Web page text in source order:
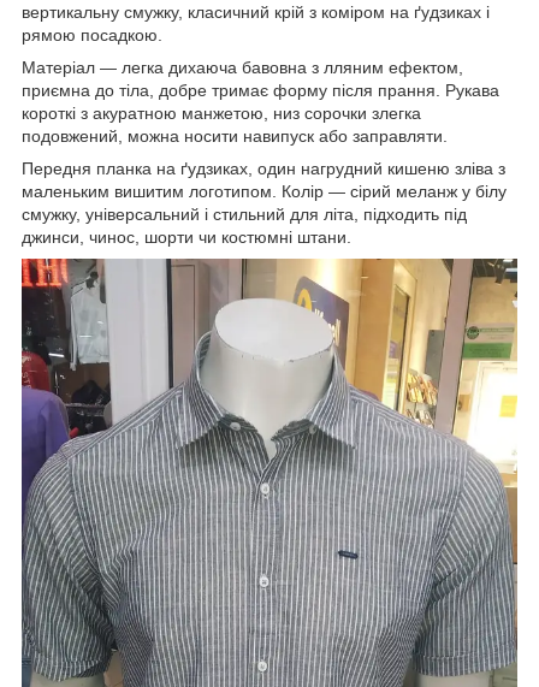
вертикальну смужку, класичний крій з коміром на ґудзиках і
рямою посадкою.
Матеріал — легка дихаюча бавовна з лляним ефектом,
приємна до тіла, добре тримає форму після прання. Рукава
короткі з акуратною манжетою, низ сорочки злегка
подовжений, можна носити навипуск або заправляти.
Передня планка на ґудзиках, один нагрудний кишеню зліва з
маленьким вишитим логотипом. Колір — сірий меланж у білу
смужку, універсальний і стильний для літа, підходить під
джинси, чинос, шорти чи костюмні штани.